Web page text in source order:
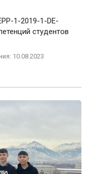
1-2019-1-DE-
студентов
10.08.2023